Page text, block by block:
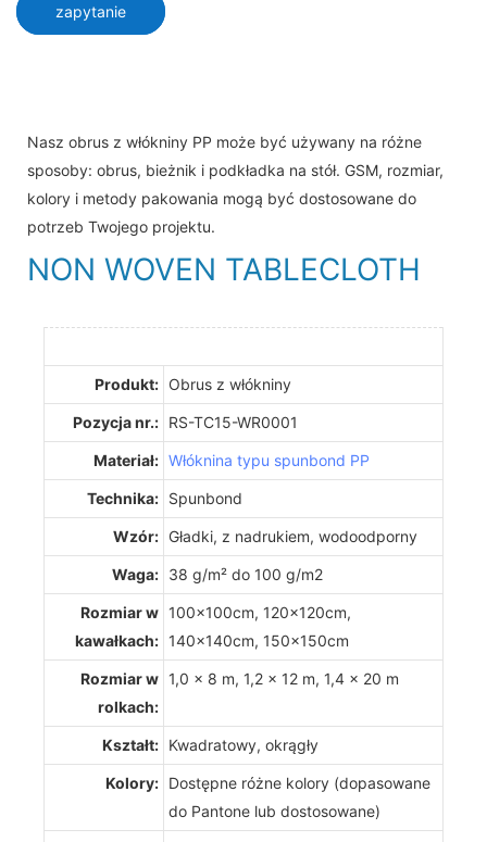
zapytanie
Nasz obrus z włókniny PP może być używany na różne
sposoby: obrus, bieżnik i podkładka na stół. GSM, rozmiar,
kolory i metody pakowania mogą być dostosowane do
potrzeb Twojego projektu.
NON WOVEN TABLECLOTH
Produkt: Obrus ​​z włókniny
Pozycja nr.: RS-TC15-WR0001
Materiał: Włóknina typu spunbond PP
Technika: Spunbond
Wzór: Gładki, z nadrukiem, wodoodporny
Waga: 38 g/m² do 100 g/m2
Rozmiar w
kawałkach:
100x100cm, 120x120cm,
140x140cm, 150x150cm
Rozmiar w
rolkach:
1,0 x 8 m, 1,2 x 12 m, 1,4 x 20 m
Kształt: Kwadratowy, okrągły
Kolory: Dostępne różne kolory (dopasowane
do Pantone lub dostosowane)